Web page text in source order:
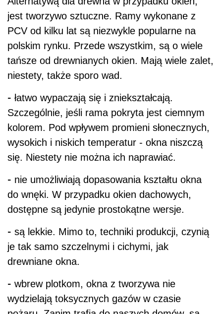
jest tworzywo sztuczne. Ramy wykonane z
PCV od kilku lat są niezwykle popularne na
polskim rynku. Przede wszystkim, są o wiele
tańsze od drewnianych okien. Mają wiele zalet,
niestety, także sporo wad.
- łatwo wypaczają się i zniekształcają.
Szczególnie, jeśli rama pokryta jest ciemnym
kolorem. Pod wpływem promieni słonecznych,
wysokich i niskich temperatur - okna niszczą
się. Niestety nie można ich naprawiać.
- nie umożliwiają dopasowania kształtu okna
do wnęki. W przypadku okien dachowych,
dostępne są jedynie prostokątne wersje.
- są lekkie. Mimo to, techniki produkcji, czynią
je tak samo szczelnymi i cichymi, jak
drewniane okna.
- wbrew plotkom, okna z tworzywa nie
wydzielają toksycznych gazów w czasie